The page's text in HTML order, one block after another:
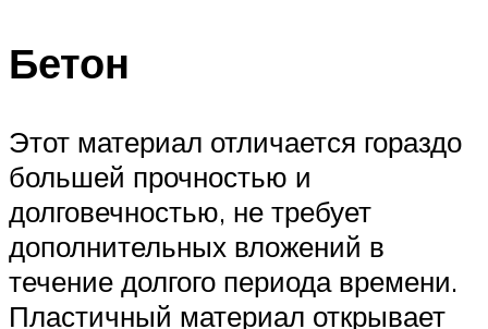
Бетон
Этот материал отличается гораздо
большей прочностью и
долговечностью, не требует
дополнительных вложений в
течение долгого периода времени.
Пластичный материал открывает